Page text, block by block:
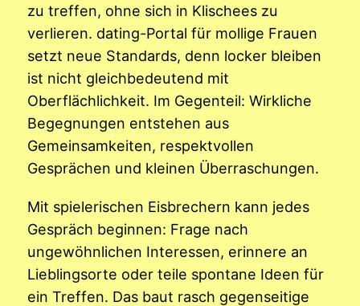
zu treffen, ohne sich in Klischees zu
verlieren. dating-Portal für mollige Frauen
setzt neue Standards, denn locker bleiben
ist nicht gleichbedeutend mit
Oberflächlichkeit. Im Gegenteil: Wirkliche
Begegnungen entstehen aus
Gemeinsamkeiten, respektvollen
Gesprächen und kleinen Überraschungen.
Mit spielerischen Eisbrechern kann jedes
Gespräch beginnen: Frage nach
ungewöhnlichen Interessen, erinnere an
Lieblingsorte oder teile spontane Ideen für
ein Treffen. Das baut rasch gegenseitige